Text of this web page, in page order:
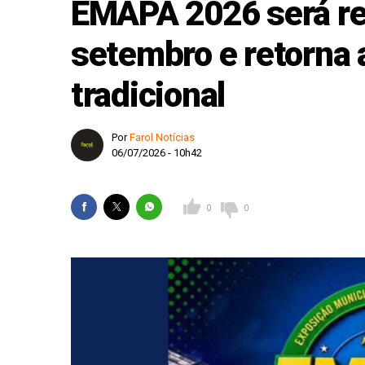
Fiorino invade pista
Estância Turística
Homem é
EMAPA 2026 será
setembro e retorna
tradicional
PorFarol Notícias
06/07/2026 - 10h42
0 0